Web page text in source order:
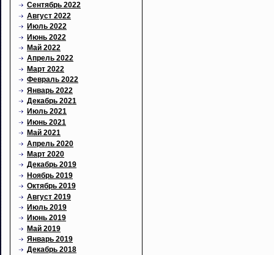
Сентябрь 2022
Август 2022
Июль 2022
Июнь 2022
Май 2022
Апрель 2022
Март 2022
Февраль 2022
Январь 2022
Декабрь 2021
Июль 2021
Июнь 2021
Май 2021
Апрель 2020
Март 2020
Декабрь 2019
Ноябрь 2019
Октябрь 2019
Август 2019
Июль 2019
Июнь 2019
Май 2019
Январь 2019
Декабрь 2018